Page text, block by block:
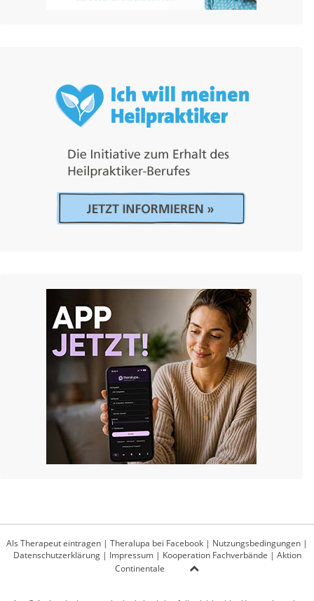
Als Therapeut eintragen | Theralupa bei Facebook | Nutzungsbedingungen |
Datenschutzerklärung| Impressum| Kooperation Fachverbände | Aktion
Continentale